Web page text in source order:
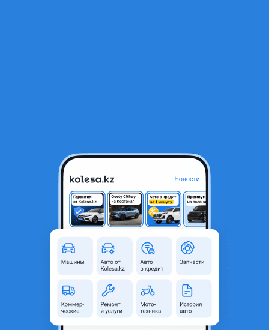
ВАЗ (Lada) 2115 2007 года
Объявление находится в архиве и может быть
Павлодар, Павлодарская